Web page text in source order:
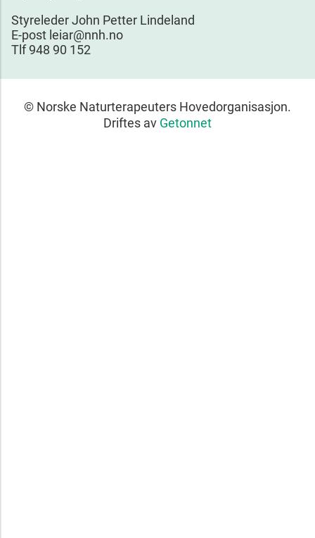
Styreleder John Petter Lindeland
E-post leiar@nnh.no
Tlf 948 90 152
© Norske Naturterapeuters Hovedorganisasjon.
Driftes av Getonnet